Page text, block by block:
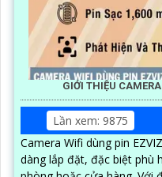
GIỚI THIỆU
Lần xem: 9875
Camera Wifi dùng pin
dàng lắp đặt, đặc biệt phù